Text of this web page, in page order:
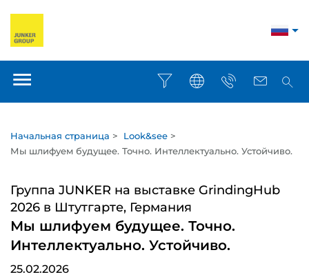
Начальная страница > Look&see >
Мы шлифуем будущее. Точно. Интеллектуально. Устойчиво.
Группа JUNKER на выставке GrindingHub
2026 в Штутгарте, Германия
Мы шлифуем будущее. Точно.
Интеллектуально. Устойчиво.
25.02.2026